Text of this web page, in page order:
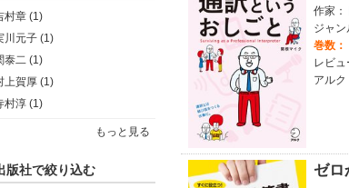
村章 (1)
川元子 (1)
泰二 (1)
上賀厚 (1)
村淳 (1)
もっと見る
版社で絞り込む
作家：
ジャン
巻数：
レビ
アル
ゼロ